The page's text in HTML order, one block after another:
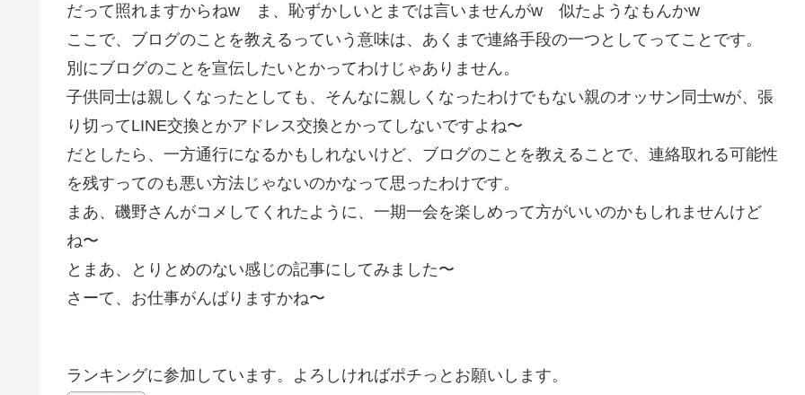
だって照れますからねw ま、恥ずかしいとまでは言いませんがw 似たようなもんかw
ここで、ブログのことを教えるっていう意味は、あくまで連絡手段の一つとしてってことです。
別にブログのことを宣伝したいとかってわけじゃありません。
子供同士は親しくなったとしても、そんなに親しくなったわけでもない親のオッサン同士wが、張
り切ってLINE交換とかアドレス交換とかってしないですよね〜
だとしたら、一方通行になるかもしれないけど、ブログのことを教えることで、連絡取れる可能性
を残すってのも悪い方法じゃないのかなって思ったわけです。
まあ、磯野さんがコメしてくれたように、一期一会を楽しめって方がいいのかもしれませんけど
ね〜
とまあ、とりとめのない感じの記事にしてみました〜
さーて、お仕事がんばりますかね〜
ランキングに参加しています。よろしければポチっとお願いします。